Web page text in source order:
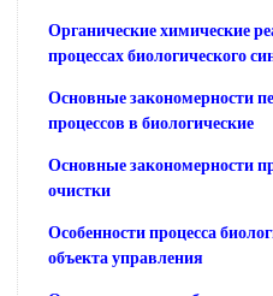
Органические химические
процессах биологического
Основные закономерности
процессов в биологические
Основные закономерности
очистки
Особенности процесса
объекта управления